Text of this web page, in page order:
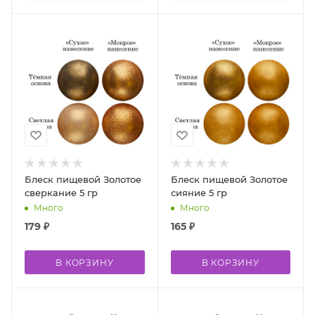
Блеск пищевой Золотое
сверкание 5 гр
Много
179 ₽
В КОРЗИНУ
Блеск пищевой Золотое
сияние 5 гр
Много
165₽
В КОРЗИНУ